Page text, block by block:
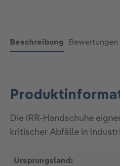
Beschreibung Bewertungen
Die IRR-Handschuhe
kritischer Abfälle in
Ursprungsland: